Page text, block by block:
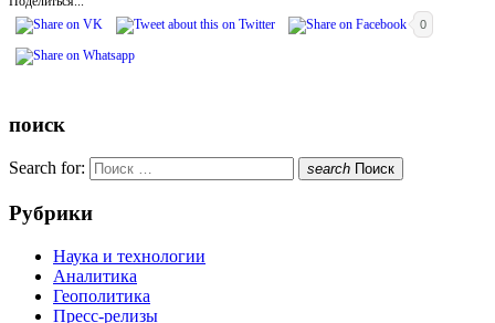
0
поиск
Search for: search Поиск
Рубрики
Наука и технологии
Аналитика
Геополитика
Пресс-релизы